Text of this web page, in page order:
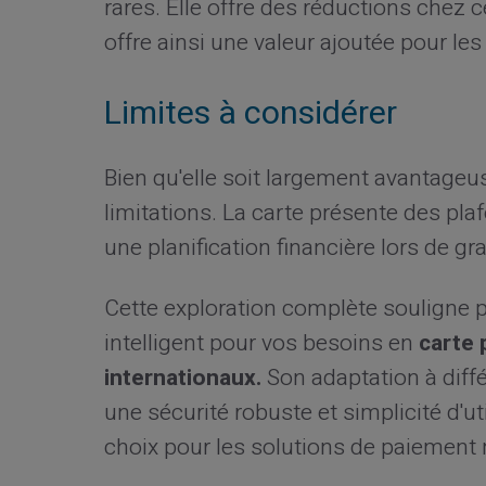
rares. Elle offre des réductions chez
offre ainsi une valeur ajoutée pour
Limites à considérer
Bien qu'elle soit largement
limitations. La carte présente des
une planification financière lors de
Cette exploration complète souligne
intelligent pour vos besoins en carte
internationaux. Son adaptation à
une sécurité robuste et simplicité
choix pour les solutions de paiement